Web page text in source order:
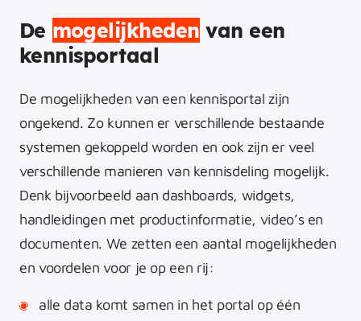
De mogelijkheden van een
kennisportaal
De mogelijkheden van een kennisportal zijn
ongekend. Zo kunnen er verschillende bestaande
systemen gekoppeld worden en ook zijn er veel
verschillende manieren van kennisdeling mogelijk.
Denk bijvoorbeeld aan dashboards, widgets,
handleidingen met productinformatie, video’s en
documenten. We zetten een aantal mogelijkheden
en voordelen voor je op een rij:
alle data komt samen in het portal op één